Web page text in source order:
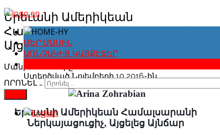
ՄԵՐ ՄԱՍԻՆ
ԱՌՆՉԱԿԻՑ ԿԱՅՔԷՋԵՐ
ՈՐՈՆԵԼ …
Երեւանի Ամերիկեան
Համալսարանի Ներկայացուցիչ,
Այցելեց Այնճար
Մանրամասները
Ստեղծված Նոյեմբերի 10 2016-ին
Երեւանի Ամերիկեան Համալսարանի
Ներկայացուցիչ, Այցելեց Այնճար